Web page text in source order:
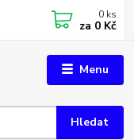
Menu
Hledat
0 ks
za 0 Kč